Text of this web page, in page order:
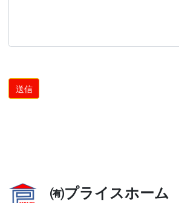
㈲プライスホーム